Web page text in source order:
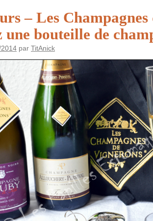
– Les
une bouteille de
par TitAnick